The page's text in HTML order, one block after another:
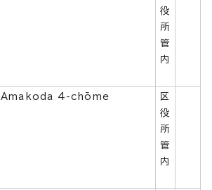
役
所
管
内
Amakoda 4-chōme
区
役
所
管
内